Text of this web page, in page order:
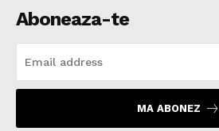
Aboneaza-te
MA ABONEZ